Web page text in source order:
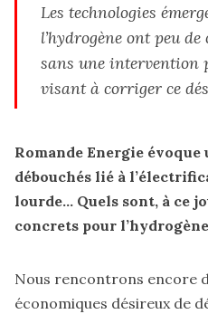
Les technologies
l’hydrogène ont peu de
sans une intervention
visant à corriger ce
Romande Energie évoque
débouchés lié à
lourde… Quels sont, à ce
concrets pour
Nous rencontrons encore
économiques désireux de